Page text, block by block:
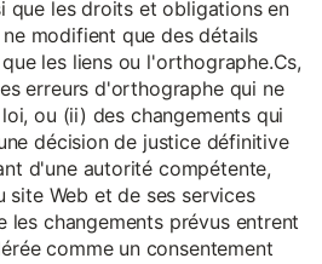
que les droits et obligations en
modifient que des détails
les liens ou l'orthographe.Cs,
erreurs d'orthographe qui ne
ou (ii) des changements qui
décision de justice définitive
d'une autorité compétente,
Web et de ses services
les changements prévus entrent
comme un consentement